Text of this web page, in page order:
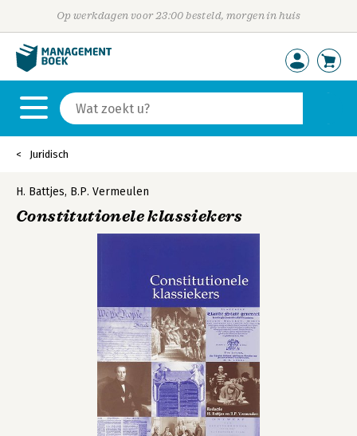
Op werkdagen voor 23:00 besteld, morgen in huis
Juridisch
H. Battjes, B.P. Vermeulen
Constitutionele klassiekers